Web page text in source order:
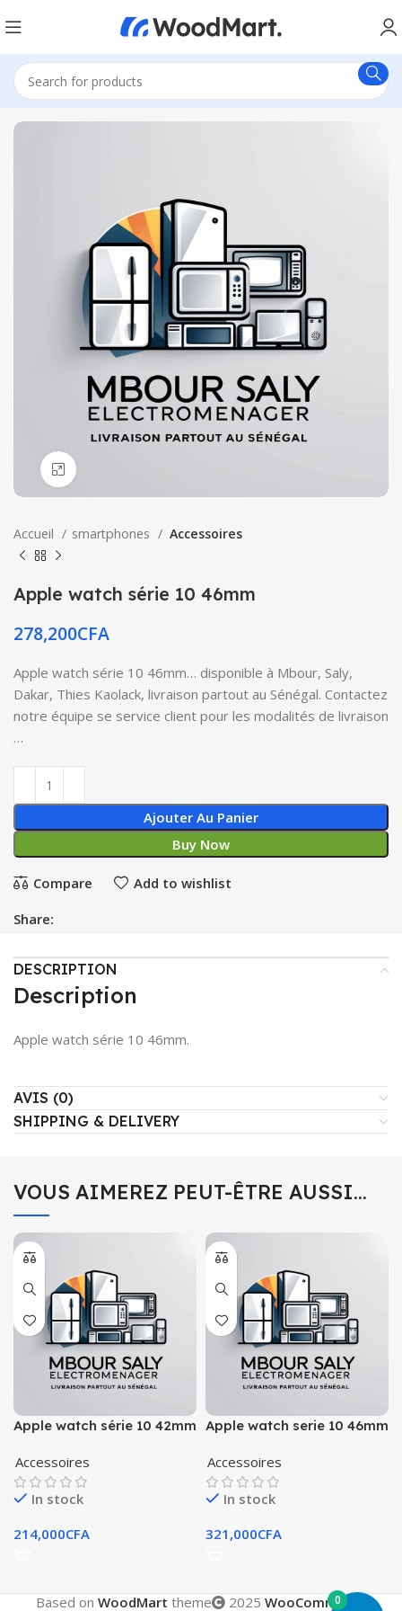
Accueil smartphones Accessoires
Apple watch série 10 46mm
278,200CFA
Apple watch série 10 46mm… disponible à Mbour, Saly,
Dakar, Thies Kaolack, livraison partout au Sénégal. Contactez
notre équipe se service client pour les modalités de livraison
…
Ajouter Au Panier
Buy Now
Compare Add to wishlist
Share:
DESCRIPTION
Description
Apple watch série 10 46mm.
AVIS (0)
SHIPPING & DELIVERY
VOUS AIMEREZ PEUT-ÊTRE AUSSI…
Apple watch série 10 42mm
Accessoires
In stock
214,000CFA
Apple watch serie 10 46mm
Accessoires
In stock
321,000CFA
Based on WoodMart theme 2025 WooCommerce
0